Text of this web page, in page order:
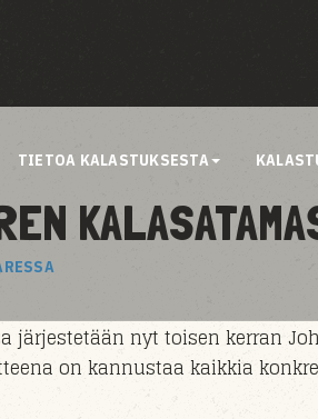
TIETOA KALASTUKSESTA
järjestetään nyt toisen kerran
on kannustaa kaikkia